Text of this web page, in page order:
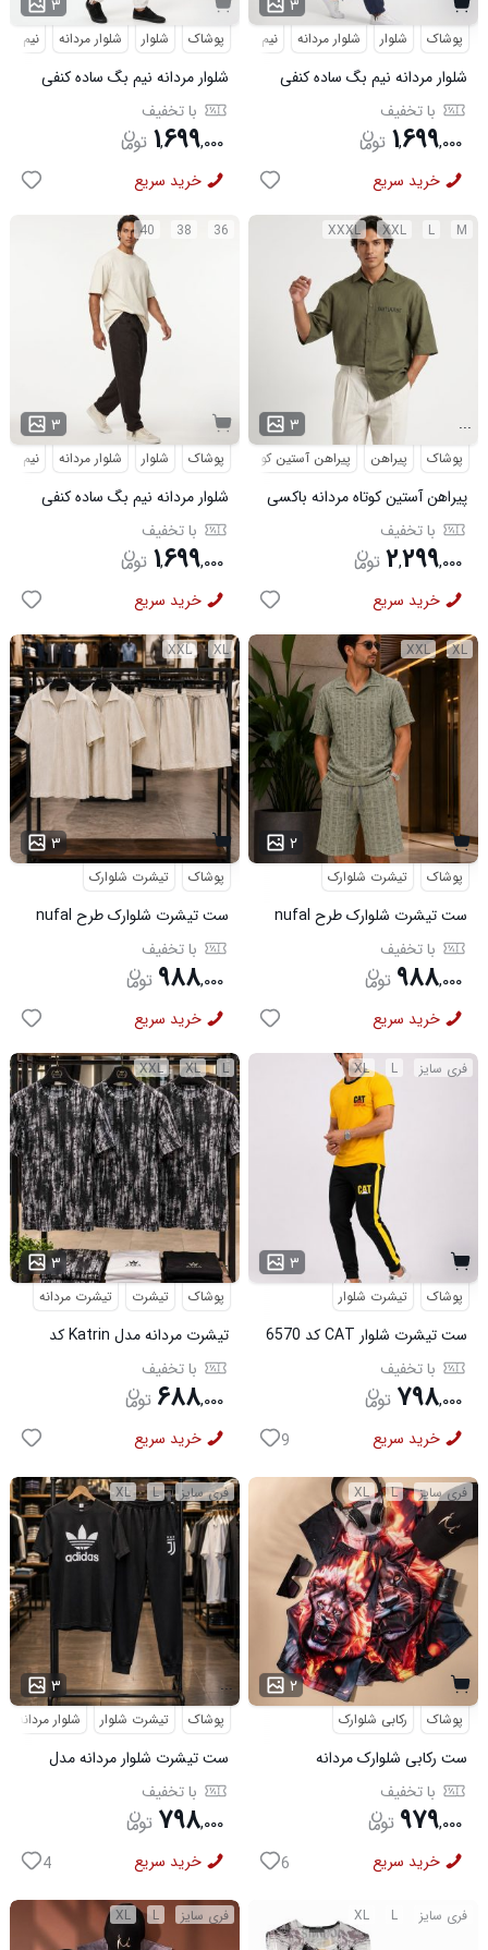
۳
پوشاک شلوار شلوار مردانه نیم بگ
شلوار مردانه نیم بگ ساده کنفی
سفید مدل 50997
با تخفیف
۱,۶۹۹,۰۰۰
خرید سریع
۳
پوشاک شلوار شلوار مردانه نیم بگ
شلوار مردانه نیم بگ ساده کنفی
سرمه ای مدل 50998
با تخفیف
۱,۶۹۹,۰۰۰
خرید سریع
36
38
40
۳
پوشاک شلوار شلوار مردانه نیم بگ
شلوار مردانه نیم بگ ساده کنفی
قهوه ای مدل 50999
با تخفیف
۱,۶۹۹,۰۰۰
خرید سریع
M
L
XXL
XXXL
۳ ...
پوشاک پیراهن پیراهن آستین کوتاه طرحدار
پیراهن آستین کوتاه مردانه باکسی
طرحدار لینن سبز مدل 50971
با تخفیف
۲,۲۹۹,۰۰۰
خرید سریع
XL
XXL
۳
پوشاک تیشرت شلوارک
ست تیشرت شلوارک طرح nufal
کد 6578 با تخفیف
۹۸۸,۰۰۰
خرید سریع
XL
XXL
۲
پوشاک تیشرت شلوارک
ست تیشرت شلوارک طرح nufal
سبز کد 6577با تخفیف
۹۸۸,۰۰۰
خرید سریع
L
XL
XXL
۳ ...
پوشاک تیشرت تیشرت مردانه
تیشرت مردانه مدل Katrin کد
6579با تخفیف
۶۸۸,۰۰۰
خرید سریع
فری سایز L
XL
۳
پوشاک تیشرت شلوار
ست تیشرت شلوار CAT کد 6570
با تخفیف
۷۹۸,۰۰۰
خرید سریع 9
فری سایز L
XL
۳ ...
پوشاک تیشرت شلوار شلوار مردانه
ست تیشرت شلوار مردانه مدل
Adidas کد 6569با تخفیف
۷۹۸,۰۰۰
خرید سریع 4
فری سایز L
XL
۲
پوشاک رکابی شلوارک
ست رکابی شلوارک مردانه
Lion_Black مدل 3997
با تخفیف
۹۷۹,۰۰۰
خرید سریع 6
فری سایز L
XL فری سایز L
XL